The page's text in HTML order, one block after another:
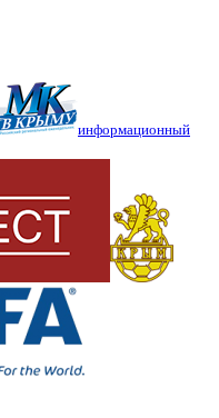
информационный